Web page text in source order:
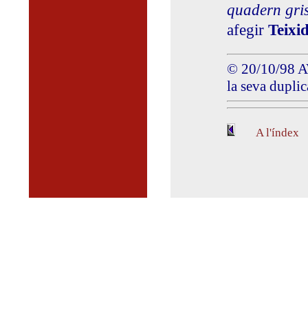
quadern
afegir
© 20/10/98
la seva
A l'índex